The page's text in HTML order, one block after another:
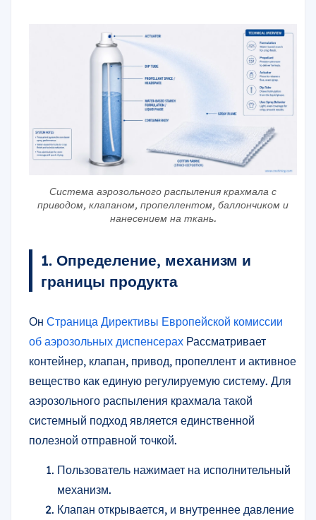
Система аэрозольного распыления крахмала с
приводом, клапаном, пропеллентом, баллончиком и
нанесением на ткань.
1. Определение, механизм и
границы продукта
Он Страница Директивы Европейской комиссии
об аэрозольных диспенсерах Рассматривает
контейнер, клапан, привод, пропеллент и активное
вещество как единую регулируемую систему. Для
аэрозольного распыления крахмала такой
системный подход является единственной
полезной отправной точкой.
Пользователь нажимает на исполнительный
механизм.
Клапан открывается, и внутреннее давление